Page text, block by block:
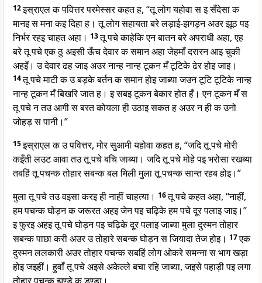
12इस्राएल क पवित्तर परमेस्सर कहत ह, “तू लोग यहोवा स इ सँदेसा क
मानइ स मना कइ दिहा ह। तू लोग सहायता बरे लड़ाई-झगड़न अउर झूठ पइ
निर्भर रहइ चाहत अहा। 13तू पचे काहेकि एन बातन बरे अपराधी अहा, एह
बरे तू पचे एक ठु अइसी ऊँच देवार क समान अहा जेहमाँ दरारन आइ चुकी
अहइँ। उ देवार ढह जाइ अउर नान्ह नान्ह टूकन मँ टूटिके ढेर होइ जाइ।
14तू पचे माटी क उ बड़के बर्तन क समान होइ जाब्या जउन टूटि टूटिके नान्ह
नान्ह टूकन मँ बिखरि जात ह। इ सबइ टूकन बेकार होत हँ। एन टूकन मँ स
तू पचे न तउ आगी स बरत कोयला ही उठाइ सकत ह अउर न ही क उनो
जोहड़ स पानी।”
15इस्राएल क उ पवित्तर, मोर सुआमी यहोवा कहत ह, “जदि तू पचे मोरी
कइँती लउट आवा तउ तू पचे बचि जाब्या। जदि तू पचे मोहे पइ भरोसा रखब्या
तबहिं तू पचन्क तोहार सबन्क बल मिली मुला तू पचन्क सान्त रहब होइ।”
मुला तू पचे तउ वइसा करइ ही नाहीं चाहत्या। 16तू पचे कहत अहा, “नाहीं,
हम पचन्क घोड़न क जरूरत अहइ जेन पइ चढ़िके हम पचे दूर पलाइ जाइ।”
इ फुरइ अहइ तू पचे घोड़न पइ चढ़िके दूर पलाइ जाब्या मुला दुस्मन तोहार
सबन्क पाछा करी अउर उ तोहारे सबन्क घोड़न स जियादा तेज होइ। 17एक
दुस्मन ललकारी अउर तोहार पचन्क सबहिं लोग ओकरे समन्ना स भाग खड़ा
होइ जइहीं। हुवाँ तू पचे अइसे अकेल्ले बचा रहि जाब्या, जइसे पहाड़ी पइ लगा